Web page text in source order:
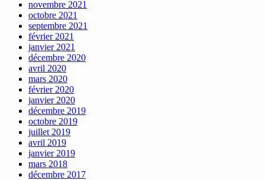
novembre 2021
octobre 2021
septembre 2021
février 2021
janvier 2021
décembre 2020
avril 2020
mars 2020
février 2020
janvier 2020
décembre 2019
octobre 2019
juillet 2019
avril 2019
janvier 2019
mars 2018
décembre 2017